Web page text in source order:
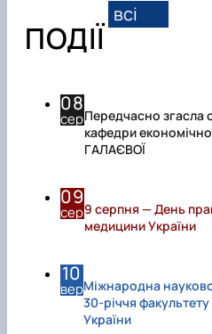
ПОДІЇ
всі
08
серПередчасно згасла
кафедри
ГАЛАЄВОЇ
09
сер9 серпня — День
медицини України
10
верМіжнародна
30-річчя
України